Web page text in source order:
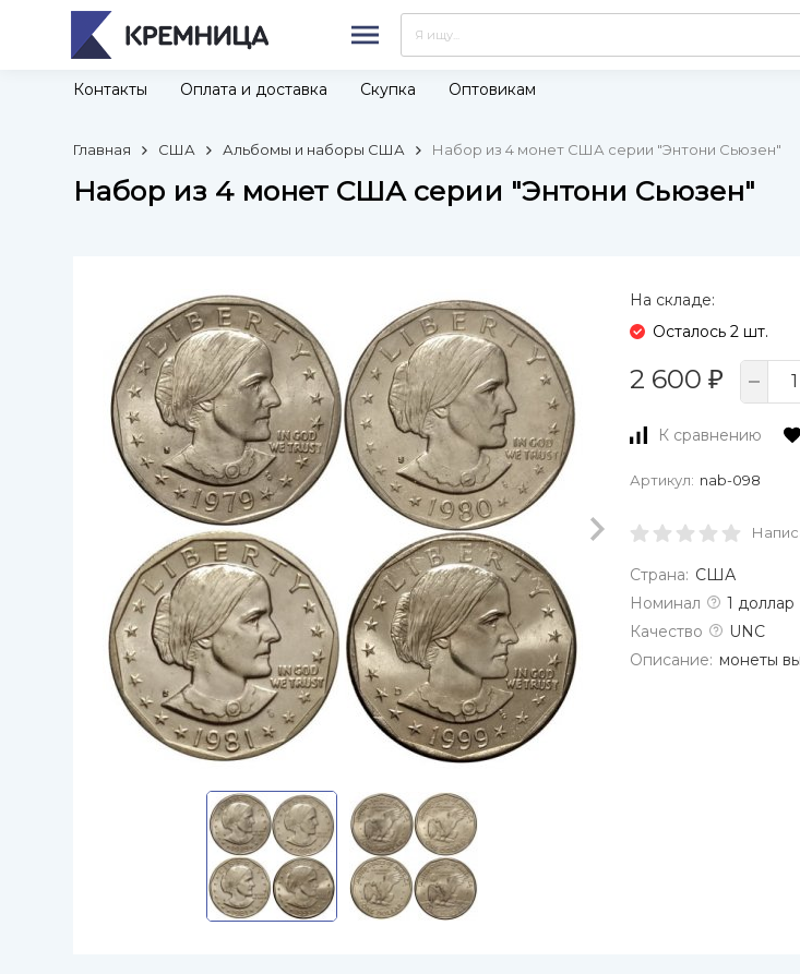
Контакты Оплата и доставка Скупка Оптовикам
Главная США Альбомы и наборы США Набор из 4 монет США серии "Энтони Сьюзен"
Набор из 4 монет США серии "Энтони Сьюзен"
На складе:
Осталось 2 шт.
2 600 ₽
К сравнению
Артикул: nab-098
Страна: США
Номинал
1 доллар
Качество
UNC
Описание: монеты